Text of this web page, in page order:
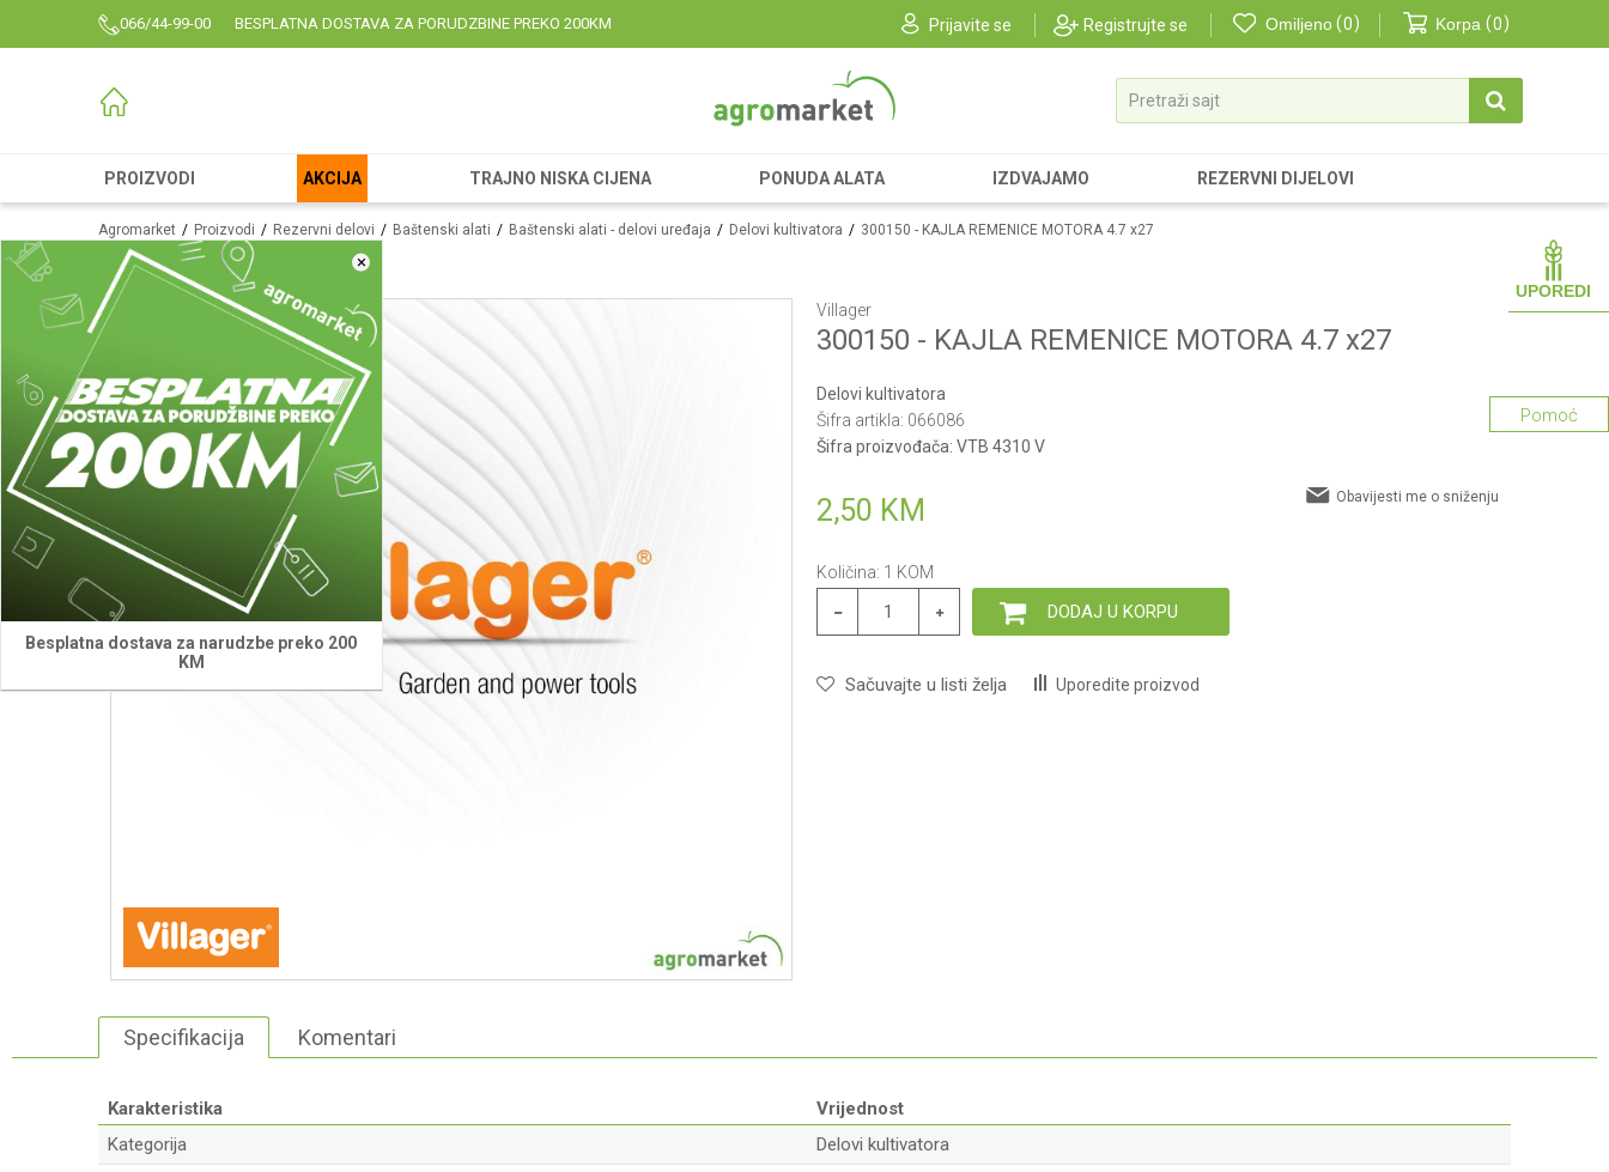
066/44-99-00 BESPLATNA DOSTAVA ZA PORUDZBINE PREKO 200KM Prijavite se Registrujte se Omiljeno 0 Korpa 0
Pretraži sajt
PROIZVODI AKCIJA TRAJNO NISKA CIJENA PONUDA ALATA IZDVAJAMO REZERVNI DIJELOVI
×
Besplatna dostava za narudzbe preko 200
KM
UPOREDI
Agromarket Proizvodi Rezervni delovi Baštenski alati Baštenski alati - delovi uređaja Delovi kultivatora 300150 - KAJLA REMENICE MOTORA 4.7 x27
Villager
300150 - KAJLA REMENICE MOTORA 4.7 x27
Delovi kultivatora
Šifra artikla: 066086
Šifra proizvođača: VTB 4310 V
2,50 KM Obavijesti me o sniženju
Količina: 1 KOM
DODAJ U KORPU
Sačuvajte u listi želja Uporedite proizvod
Pomoć
Specifikacija Komentari
Karakteristika
Vrijednost
Kategorija
Delovi kultivatora